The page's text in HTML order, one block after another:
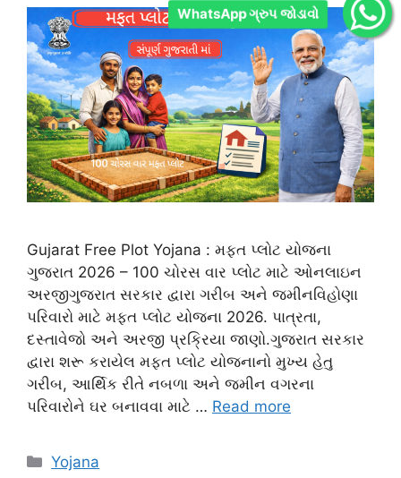
WhatsApp ગ્રુપ જોડાવો
Gujarat Free Plot Yojana : મફત પ્લોટ યોજના
ગુજરાત 2026 – 100 ચોરસ વાર પ્લોટ માટે ઓનલાઇન
અરજીગુજરાત સરકાર દ્વારા ગરીબ અને જમીનવિહોણા
પરિવારો માટે મફત પ્લોટ યોજના 2026. પાત્રતા,
દસ્તાવેજો અને અરજી પ્રક્રિયા જાણો.ગુજરાત સરકાર
દ્વારા શરૂ કરાયેલ મફત પ્લોટ યોજનાનો મુખ્ય હેતુ
ગરીબ, આર્થિક રીતે નબળા અને જમીન વગરના
પરિવારોને ઘર બનાવવા માટે … Read more
Categories
Yojana